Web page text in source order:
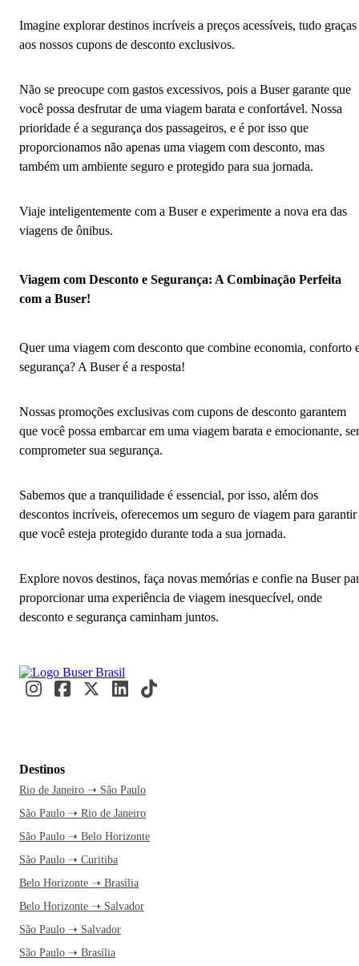
Imagine explorar destinos incríveis a preços acessíveis, tudo graças
aos nossos cupons de desconto exclusivos.
Não se preocupe com gastos excessivos, pois a Buser garante que
você possa desfrutar de uma viagem barata e confortável. Nossa
prioridade é a segurança dos passageiros, e é por isso que
proporcionamos não apenas uma viagem com desconto, mas
também um ambiente seguro e protegido para sua jornada.
Viaje inteligentemente com a Buser e experimente a nova era das
viagens de ônibus.
Viagem com Desconto e Segurança: A Combinação Perfeita
com a Buser!
Quer uma viagem com desconto que combine economia, conforto
segurança? A Buser é a resposta!
Nossas promoções exclusivas com cupons de desconto garantem
que você possa embarcar em uma viagem barata e emocionante,
comprometer sua segurança.
Sabemos que a tranquilidade é essencial, por isso, além dos
descontos incríveis, oferecemos um seguro de viagem para garantir
que você esteja protegido durante toda a sua jornada.
Explore novos destinos, faça novas memórias e confie na Buser
proporcionar uma experiência de viagem inesquecível, onde
desconto e segurança caminham juntos.
Destinos
Rio de Janeiro ➝ São Paulo
São Paulo ➝ Rio de Janeiro
São Paulo ➝ Belo Horizonte
São Paulo ➝ Curitiba
Belo Horizonte ➝ Brasília
Belo Horizonte ➝ Salvador
São Paulo ➝ Salvador
São Paulo ➝ Brasília